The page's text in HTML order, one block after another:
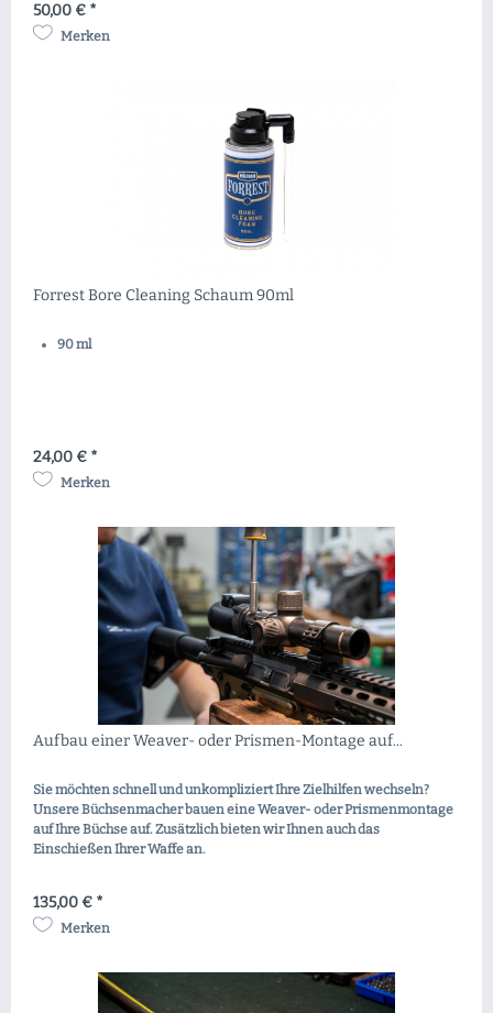
50,00 € *
Merken
Forrest Bore Cleaning Schaum 90ml
90 ml
24,00 € *
Merken
Aufbau einer Weaver- oder Prismen-Montage auf...
Sie möchten schnell und unkompliziert Ihre Zielhilfen wechseln?
Unsere Büchsenmacher bauen eine Weaver- oder Prismenmontage
auf Ihre Büchse auf. Zusätzlich bieten wir Ihnen auch das
Einschießen Ihrer Waffe an.
135,00 € *
Merken